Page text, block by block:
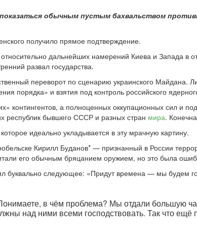
обычным пустым бахвальством
получило прямое подтверждение.
дальнейших намерений Киева и Запада в
развал государства.
переворот по сценарию украинского
порядка» и взятия под контроль российского
контингентов, а полноценных оккупационных сил и
республик бывшего СССР и разных стран мира.
идеально укладывается в эту мрачную картину.
Кирилл Буданов* — признанный в России
его обычным бряцанием оружием, но это была
буквально следующее: «Придут времена — мы будем
в чём проблема? Мы отдали большую
над ними всеми господствовать. Так что ещё